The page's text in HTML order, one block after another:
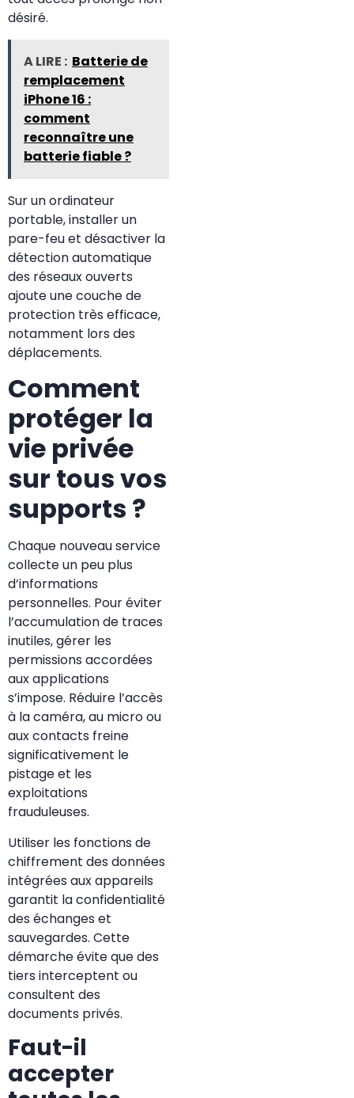
désiré.
A LIRE : Batterie de
remplacement
iPhone 16 :
comment
reconnaître une
batterie fiable ?
Sur un ordinateur
portable, installer un
pare-feu et désactiver la
détection automatique
des réseaux ouverts
ajoute une couche de
protection très efficace,
notamment lors des
déplacements.
Comment
protéger la
vie privée
sur tous vos
supports ?
Chaque nouveau service
collecte un peu plus
d’informations
personnelles. Pour éviter
l’accumulation de traces
inutiles, gérer les
permissions accordées
aux applications
s’impose. Réduire l’accès
à la caméra, au micro ou
aux contacts freine
significativement le
pistage et les
exploitations
frauduleuses.
Utiliser les fonctions de
chiffrement des données
intégrées aux appareils
garantit la confidentialité
des échanges et
sauvegardes. Cette
démarche évite que des
tiers interceptent ou
consultent des
documents privés.
Faut-il
accepter